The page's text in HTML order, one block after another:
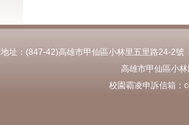
地址：(847-42)高雄市甲仙區小林里五里路24-2
高雄市甲仙區小
校園霸凌申訴信箱：